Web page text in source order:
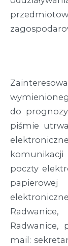
do
piśmie
poczty
Radwanice,
mail: